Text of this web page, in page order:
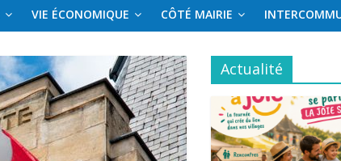
VIE ÉCONOMIQUE CÔTÉ MAIRIE
Actualité